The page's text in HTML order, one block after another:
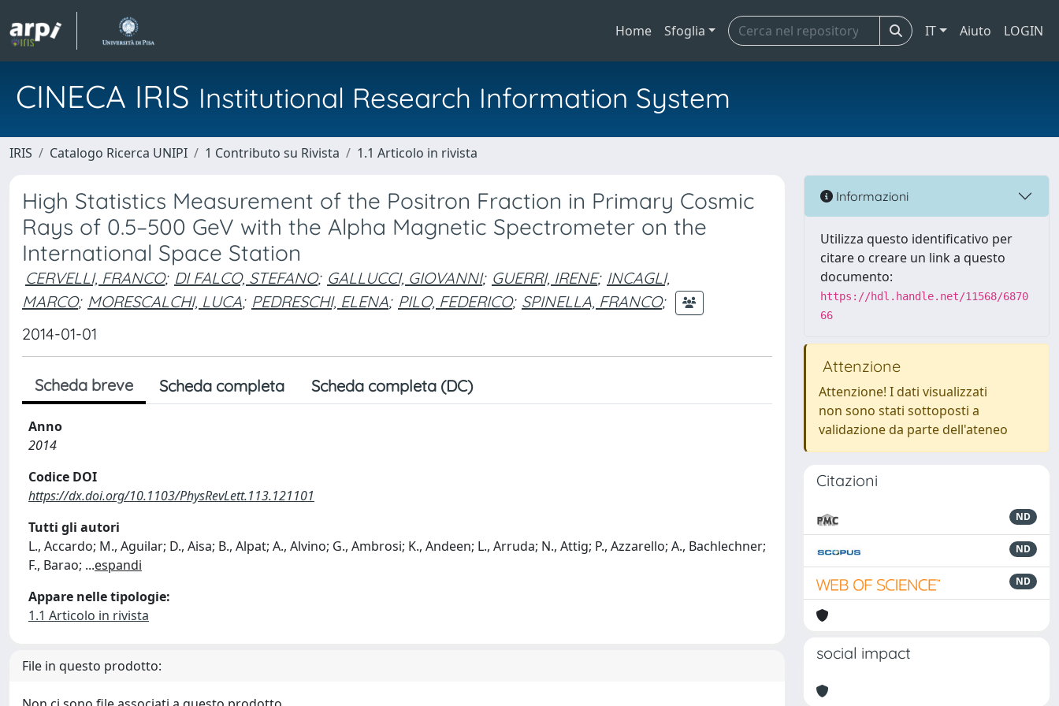
Home Sfoglia IT Aiuto LOGIN
CINECA IRIS Institutional Research Information System
IRIS Catalogo Ricerca UNIPI 1 Contributo su Rivista 1.1 Articolo in rivista
High Statistics Measurement of the Positron Fraction in Primary Cosmic
Rays of 0.5–500 GeV with the Alpha Magnetic Spectrometer on the
International Space Station
CERVELLI, FRANCO; DI FALCO, STEFANO; GALLUCCI, GIOVANNI; GUERRI, IRENE; INCAGLI,
MARCO; MORESCALCHI, LUCA; PEDRESCHI, ELENA; PILO, FEDERICO; SPINELLA, FRANCO;
2014-01-01
Scheda breve Scheda completa Scheda completa (DC)
Anno
2014
Codice DOI
https://dx.doi.org/10.1103/PhysRevLett.113.121101
Tutti gli autori
L., Accardo; M., Aguilar; D., Aisa; B., Alpat; A., Alvino; G., Ambrosi; K., Andeen; L., Arruda; N., Attig; P., Azzarello; A., Bachlechner;
F., Barao; ...espandi
Appare nelle tipologie:
1.1 Articolo in rivista
File in questo prodotto:
Informazioni
Utilizza questo identificativo per
citare o creare un link a questo
documento:
https://hdl.handle.net/11568/6870
66
Attenzione
Attenzione! I dati visualizzati
non sono stati sottoposti a
validazione da parte dell'ateneo
Citazioni
ND
ND
ND
social impact